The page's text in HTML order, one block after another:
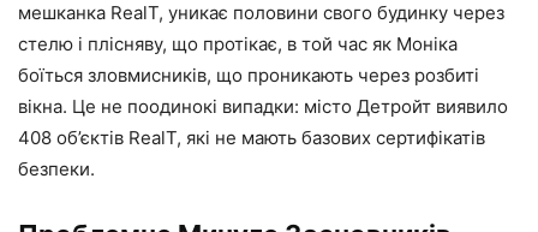
мешканка RealT, уникає половини свого будинку через
стелю і плісняву, що протікає, в той час як Моніка
боїться зловмисників, що проникають через розбиті
вікна. Це не поодинокі випадки: місто Детройт виявило
408 об’єктів RealT, які не мають базових сертифікатів
безпеки.